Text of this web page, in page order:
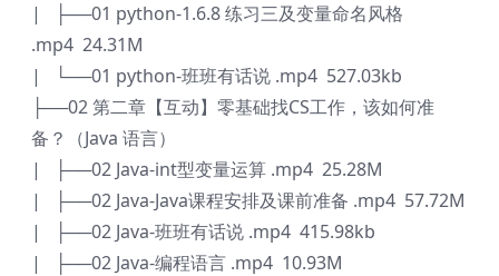
| ├──01 python-1.6.8 练习三及变量命名风格
.mp4 24.31M
| └──01 python-班班有话说 .mp4 527.03kb
├──02 第二章【互动】零基础找CS工作，该如何准
备？（Java 语言）
| ├──02 Java-int型变量运算 .mp4 25.28M
| ├──02 Java-Java课程安排及课前准备 .mp4 57.72M
| ├──02 Java-班班有话说 .mp4 415.98kb
| ├──02 Java-编程语言 .mp4 10.93M